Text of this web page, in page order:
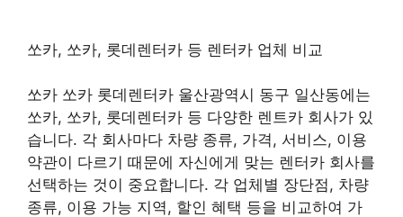
쏘카, 쏘카, 롯데렌터카 등 렌터카 업체 비교
쏘카 쏘카 롯데렌터카 울산광역시 동구 일산동에는
쏘카, 쏘카, 롯데렌터카 등 다양한 렌트카 회사가 있
습니다. 각 회사마다 차량 종류, 가격, 서비스, 이용
약관이 다르기 때문에 자신에게 맞는 렌터카 회사를
선택하는 것이 중요합니다. 각 업체별 장단점, 차량
종류, 이용 가능 지역, 할인 혜택 등을 비교하여 가